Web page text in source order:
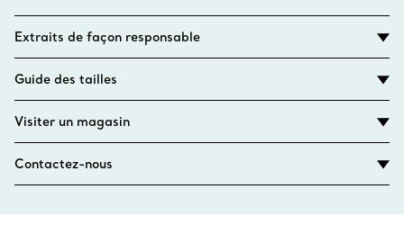
Extraits de façon responsable
Guide des tailles
Visiter un magasin
Contactez-nous